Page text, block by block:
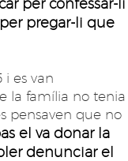
per confessar-li
pregar-li que
i es van
la família no tenia
pensaven que no
el va donar la
denunciar el